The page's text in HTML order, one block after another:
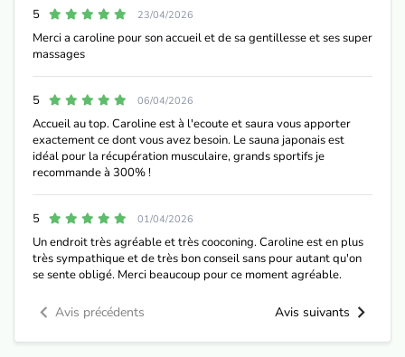
5 23/04/2026
Merci a caroline pour son accueil et de sa gentillesse et ses super
massages
5 06/04/2026
Accueil au top. Caroline est à l'ecoute et saura vous apporter
exactement ce dont vous avez besoin. Le sauna japonais est
idéal pour la récupération musculaire, grands sportifs je
recommande à 300% !
5 01/04/2026
Un endroit très agréable et très cooconing. Caroline est en plus
très sympathique et de très bon conseil sans pour autant qu'on
se sente obligé. Merci beaucoup pour ce moment agréable.
Avis précédents Avis suivants